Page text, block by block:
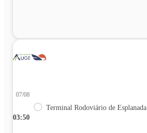
03:50
07/08
Terminal Rodoviário de Esplanada